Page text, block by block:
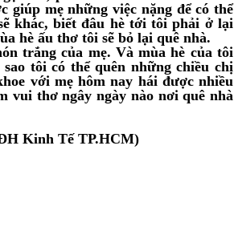
mẹ những việc nặng để có thể
khác, biết đâu hè tới tôi phải ở lại
hè ấu thơ tôi sẽ bỏ lại quê nhà.
trắng của mẹ. Và mùa hè của tôi
tôi có thể quên những chiều chị
với mẹ hôm nay hái được nhiều
vui thơ ngây ngày nào nơi quê nhà
Kinh Tế TP.HCM)